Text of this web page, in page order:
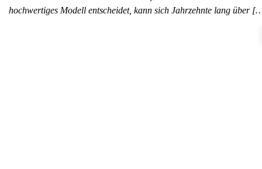
hochwertiges Modell entscheidet, kann sich Jahrzehnte lang über